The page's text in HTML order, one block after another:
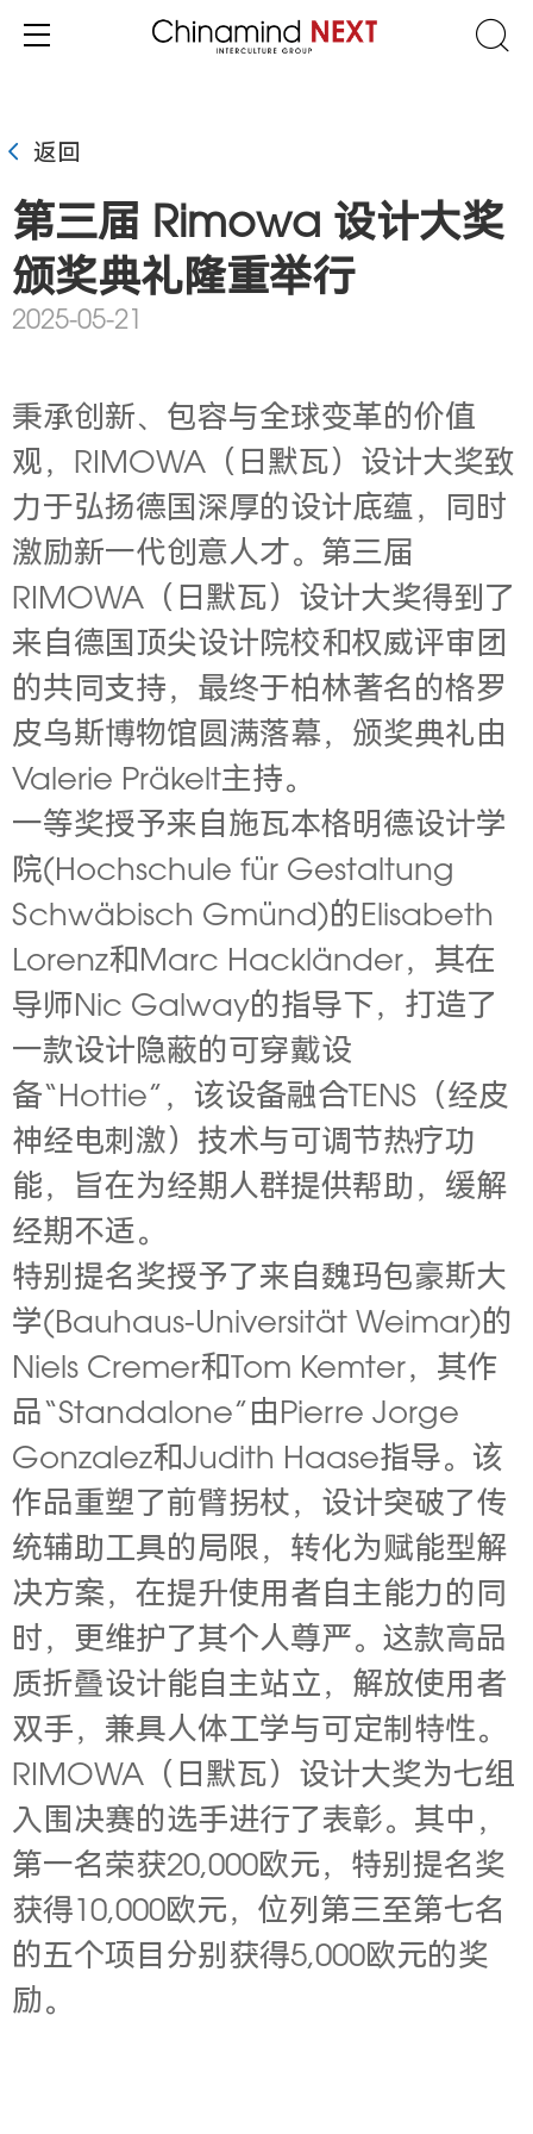
返回
第三届 Rimowa 设计大奖
颁奖典礼隆重举行
2025-05-21
秉承创新、包容与全球变革的价值
观，RIMOWA（日默瓦）设计大奖致
力于弘扬德国深厚的设计底蕴，同时
激励新一代创意人才。第三届
RIMOWA（日默瓦）设计大奖得到了
来自德国顶尖设计院校和权威评审团
的共同支持，最终于柏林著名的格罗
皮乌斯博物馆圆满落幕，颁奖典礼由
Valerie Präkelt主持。
一等奖授予来自施瓦本格明德设计学
院(Hochschule für Gestaltung
Schwäbisch Gmünd)的Elisabeth
Lorenz和Marc Hackländer，其在
导师Nic Galway的指导下，打造了
一款设计隐蔽的可穿戴设
备“Hottie”，该设备融合TENS（经皮
神经电刺激）技术与可调节热疗功
能，旨在为经期人群提供帮助，缓解
经期不适。
特别提名奖授予了来自魏玛包豪斯大
学(Bauhaus-Universität Weimar)的
Niels Cremer和Tom Kemter，其作
品“Standalone”由Pierre Jorge
Gonzalez和Judith Haase指导。该
作品重塑了前臂拐杖，设计突破了传
统辅助工具的局限，转化为赋能型解
决方案，在提升使用者自主能力的同
时，更维护了其个人尊严。这款高品
质折叠设计能自主站立，解放使用者
双手，兼具人体工学与可定制特性。
RIMOWA（日默瓦）设计大奖为七组
入围决赛的选手进行了表彰。其中，
第一名荣获20,000欧元，特别提名奖
获得10,000欧元，位列第三至第七名
的五个项目分别获得5,000欧元的奖
励。